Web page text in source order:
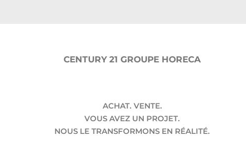
CENTURY 21 GROUPE HORECA
ACHAT. VENTE.
VOUS AVEZ UN PROJET.
NOUS LE TRANSFORMONS EN RÉALITÉ.